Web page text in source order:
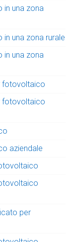
una zona
una zona rurale
una zona
fotovoltaico
fotovoltaico
aziendale
per